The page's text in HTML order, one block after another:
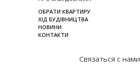
ОБРАТИ КВАРТИРУ
ХІД БУДІВНИЦТВА
НОВИНИ
КОНТАКТИ
Связаться с нами